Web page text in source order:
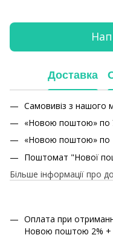
Доставка
Самовивіз з нашого
«Новою поштою» по
«Новою поштою» по
Поштомат "Нової
Більше інформації про
Оплата при
Новою поштою 2% +